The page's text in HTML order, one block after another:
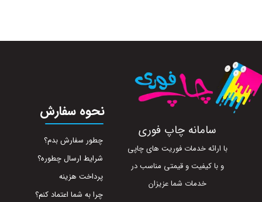
سامانه چاپ فوری
با ارائه خدمات فوریت های چاپی
و با کیفیت و قیمتی مناسب در
خدمات شما عزیزان
نحوه سفارش
چطور سفارش بدم؟
شرایط ارسال چطوره؟
پرداخت هزینه
چرا به شما اعتماد کنم؟